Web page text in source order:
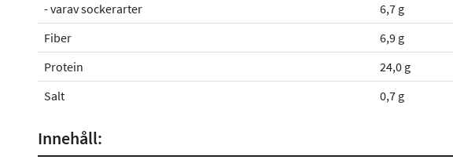
- varav sockerarter
6,7 g
Fiber
6,9 g
Protein
24,0 g
Salt
0,7 g
Innehåll: